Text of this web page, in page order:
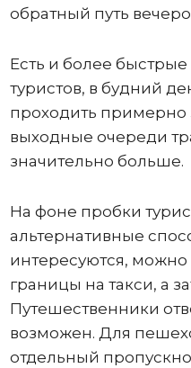
обратный путь
Есть и более
туристов, в будний
проходить примерно
выходные очереди
значительно больше.
На фоне пробки
альтернативные
интересуются, можно
границы на такси, а
Путешественники
возможен. Для
отдельный